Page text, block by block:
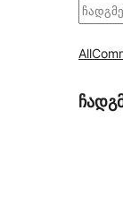
ძებნა
All